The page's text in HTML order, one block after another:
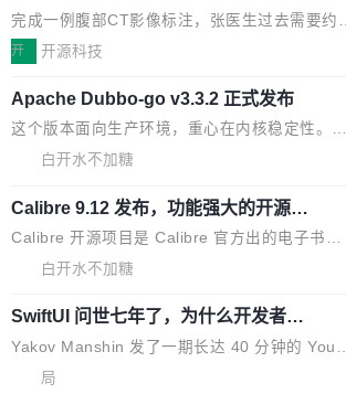
管理 HTTP 端点进行授权。 <blockquote> <p>
<span><strong>警告：</strong>&nbsp;Zero
的 admin ...
把它做成了 Web 玩具，放在 zhuzhiliao.imsai.c
c 上，并在 GitHub 开源。 玩法很简单：按住屏
幕画圈，或者直接甩手机。页面会实时显示转速
（圈/秒），声音来自真实竹知了录音的 1.72 秒
采样，无缝循环。音频解码失败时，还有一套合
成兜底——锯齿波振荡器模拟脉冲，并联带通共
擎是绳系质点模型：重力、弹性绳（只拉不
推）、空气阻力，1/240 秒定步长积...
价值化的真实路径
完成一例腹部CT影像标注，张医生过去需要约1
20个小时。他必须在数百张连续影像上，一笔一
用东软飞标医学影像标注平台，同样的工作缩短
至4小时，效率提升30倍。 这组数字背后，改变
的不只是速度，而是把医学影像转化为AI能力的
庞大，但不能直接用于训练模型。器官、病灶和
组织边界，必须由专业医生逐层识别、标记和校
正，才能成为机器能理解的高质量数据。医学影
的时间。 张医生是某三甲医院放射科副主任医
师，牵头一项腹部肌肉影像课题。他需要在数百
开 开源科技
Apache Dubbo-go v3.3.2 正式发布
这个版本面向生产环境，重心在内核稳定性。我
们彻底收敛了旧配置体系，扩展了 Triple 协议与
理，同时集中修了并发安全、资源泄漏和热路径
性能问题。
白开水不加糖
Calibre 9.12 发布，功能强大的开源电
子书工具
Calibre 开源项目是 Calibre 官方出的电子书管
理工具。它可以查看，转换，编辑和分类所有主
以在 Linux、Windows 和 macOS 上运行。 Cal
ibre 9.12 现已正式发布，此次更新内容如下：
新功能 macOS：在 Connect/Share 按钮中添加
白开水不加糖
SwiftUI 问世七年了，为什么开发者还
在骂它？
Yakov Manshin 发了一期长达 40 分钟的 YouT
ube 视频，标题是"SwiftUI 七年后：一个平庸的
局